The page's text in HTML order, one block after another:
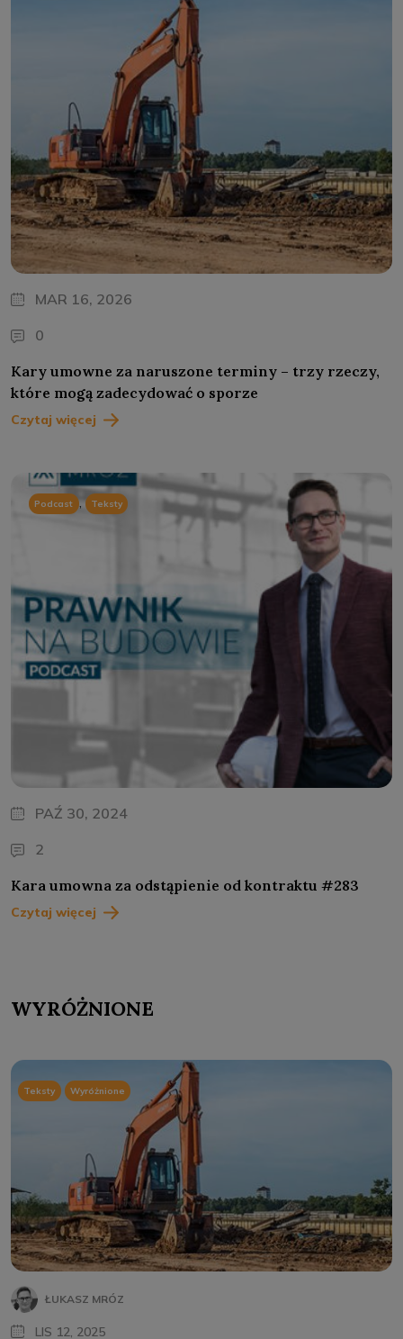
MAR 16, 2026
0
Kary umowne za naruszone terminy – trzy rzeczy,
które mogą zadecydować o sporze
Czytaj więcej
Podcast , Teksty
PAŹ 30, 2024
2
Kara umowna za odstąpienie od kontraktu #283
Czytaj więcej
WYRÓŻNIONE
Teksty Wyróżnione
ŁUKASZ MRÓZ
LIS 12, 2025